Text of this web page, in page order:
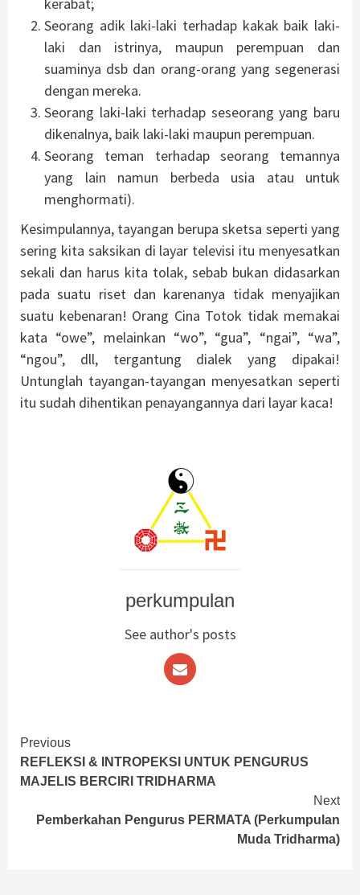
Seorang adik laki-laki terhadap kakak baik laki-
laki dan istrinya, maupun perempuan dan
suaminya dsb dan orang-orang yang segenerasi
dengan mereka.
Seorang laki-laki terhadap seseorang yang baru
dikenalnya, baik laki-laki maupun perempuan.
Seorang teman terhadap seorang temannya
yang lain namun berbeda usia atau untuk
menghormati).
Kesimpulannya, tayangan berupa sketsa seperti yang
sering kita saksikan di layar televisi itu menyesatkan
sekali dan harus kita tolak, sebab bukan didasarkan
pada suatu riset dan karenanya tidak menyajikan
suatu kebenaran! Orang Cina Totok tidak memakai
kata “owe”, melainkan “wo”, “gua”, “ngai”, “wa”,
“ngou”, dll, tergantung dialek yang dipakai!
Untunglah tayangan-tayangan menyesatkan seperti
itu sudah dihentikan penayangannya dari layar kaca!
perkumpulan
See author's posts
Continue
Reading
Previous
REFLEKSI & INTROPEKSI UNTUK PENGURUS
MAJELIS BERCIRI TRIDHARMA
Next
Pemberkahan Pengurus PERMATA (Perkumpulan
Muda Tridharma)